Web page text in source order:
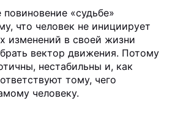
«судьбе»
что человек не инициирует
изменений в своей жизни
вектор движения. Потому
нестабильны и, как
тому, чего
человеку.